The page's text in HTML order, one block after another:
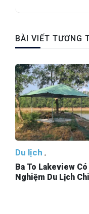
BÀI VIẾT TƯƠNG
Du lịch
Ba To Lakeview
Nghiệm Du Lịch